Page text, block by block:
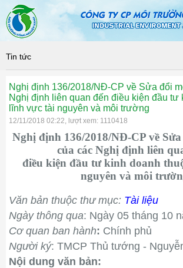
Tin tức
Nghị định 136/2018/NĐ-CP về Sửa đổi
Nghị định liên quan đến điều kiện đầu tư
lĩnh vực tài nguyên và môi trường
12/11/2018 02:22, lượt xem: 1110418
Nghị định 136/2018/NĐ-CP về
của các Nghị định liên
điều kiện đầu tư kinh doanh
nguyên và môi
Văn bản thuộc thư mục: Tài liệu
Ngày thông qua: Ngày 05 tháng 10
Cơ quan ban hành: Chính phủ
Người ký: TMCP Thủ tướng -
Nội dung văn bản: